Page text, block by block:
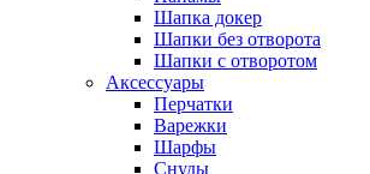
Шапка докер
Шапки без отворота
Шапки с отворотом
Аксессуары
Перчатки
Варежки
Шарфы
Снуды